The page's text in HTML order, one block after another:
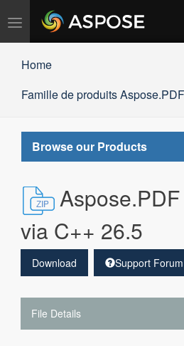
Basculer
Home
Famille de produits Aspose.PDF
Browse our Products
via C++ 26.5
Download Support Forum
File Details